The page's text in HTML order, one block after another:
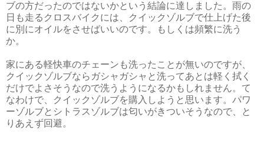
ブの方だったのではないかという結論に達しました。雨の
日も走るクロスバイクには、クイックゾルブで仕上げた後
に別にオイルをさせばいいのです。もしくは頻繁に洗う
か。
家にある軽快車のチェーンも洗ったことが無いのですが、
クイックゾルブならガシャガシャと洗ってあとは軽く拭く
だけでよさそうなので洗うようになるかもしれません。て
なわけで、クイックゾルブを購入しようと思います。パワ
ーゾルブとシトラスゾルブは匂いがきついそうなので、と
りあえず回避。